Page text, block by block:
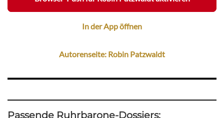
In der App öffnen
Autorenseite: Robin Patzwaldt
Passende Ruhrbarone-Dossiers: